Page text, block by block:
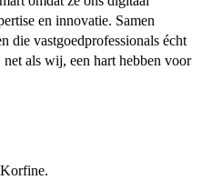
en innovatie. Samen
die vastgoedprofessionals écht
als wij, een hart hebben voor